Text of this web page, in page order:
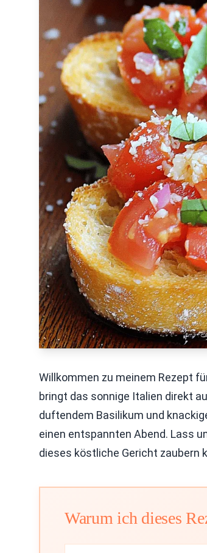
Willkommen zu meinem Rezept
bringt das sonnige Italien direkt
duftendem Basilikum und
einen entspannten Abend. Lass
dieses köstliche Gericht zaubern
Warum ich dieses